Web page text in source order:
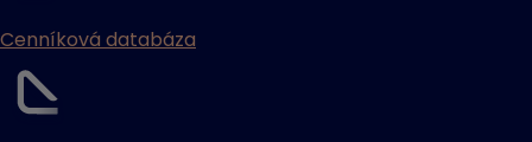
Cenníková databáza